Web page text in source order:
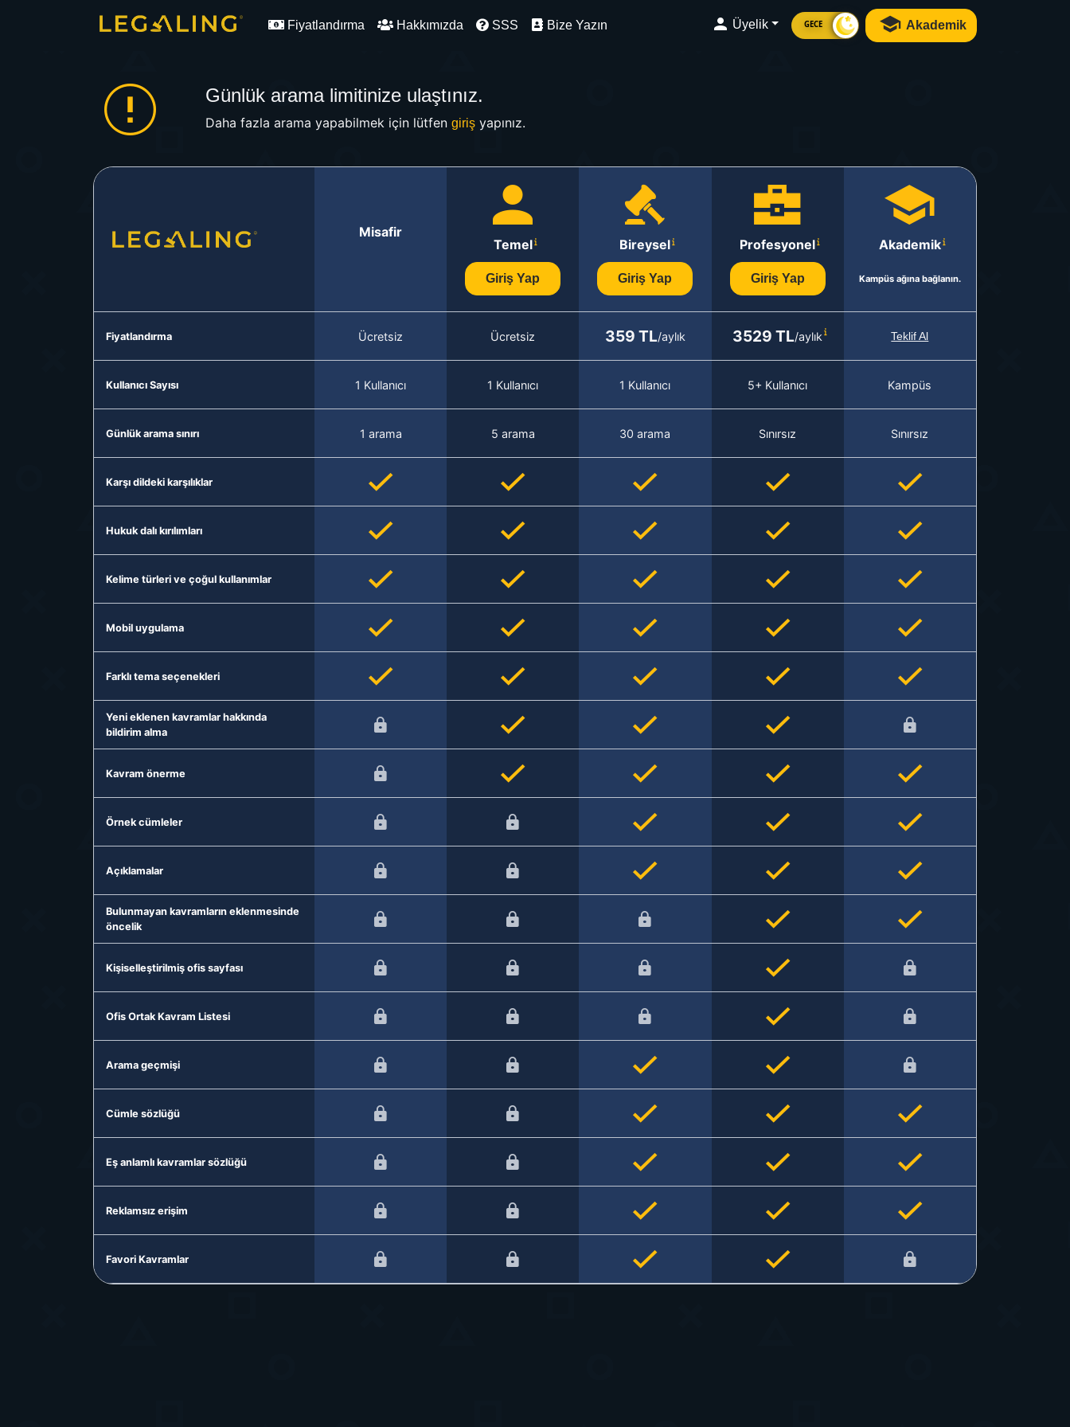
Fiyatlandırma Hakkımızda SSS Bize Yazın Üyelik GECE Akademik
Günlük arama limitinize ulaştınız.
Daha fazla arama yapabilmek için lütfen girişyapınız.
Misafir
Temel
Giriş Yap
Bireysel
Giriş Yap
Profesyonel
Giriş Yap
Akademik
Kampüs ağına bağlanın.
Fiyatlandırma Ücretsiz Ücretsiz 359 TL/aylık 3529 TL/aylık Teklif Al
Kullanıcı Sayısı 1 Kullanıcı 1 Kullanıcı 1 Kullanıcı 5+ Kullanıcı Kampüs
Günlük arama sınırı 1 arama 5 arama 30 arama Sınırsız Sınırsız
Karşı dildeki karşılıklar
Hukuk dalı kırılımları
Kelime türleri ve çoğul kullanımlar
Mobil uygulama
Farklı tema seçenekleri
Yeni eklenen kavramlar hakkında
bildirim alma
Kavram önerme
Örnek cümleler
Açıklamalar
Bulunmayan kavramların eklenmesinde
öncelik
Kişiselleştirilmiş ofis sayfası
Ofis Ortak Kavram Listesi
Arama geçmişi
Cümle sözlüğü
Eş anlamlı kavramlar sözlüğü
Reklamsız erişim
Favori Kavramlar